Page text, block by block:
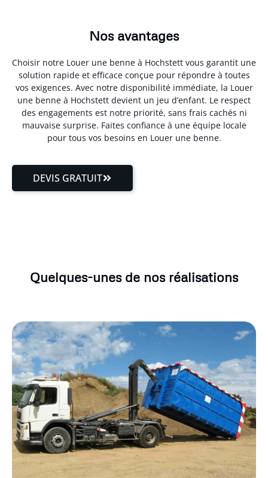
Nos avantages
Choisir notre Louer une benne à Hochstett vous garantit une
solution rapide et efficace conçue pour répondre à toutes
vos exigences. Avec notre disponibilité immédiate, la Louer
une benne à Hochstett devient un jeu d’enfant. Le respect
des engagements est notre priorité, sans frais cachés ni
mauvaise surprise. Faites confiance à une équipe locale
pour tous vos besoins en Louer une benne.
DEVIS GRATUIT
Quelques-unes de nos réalisations